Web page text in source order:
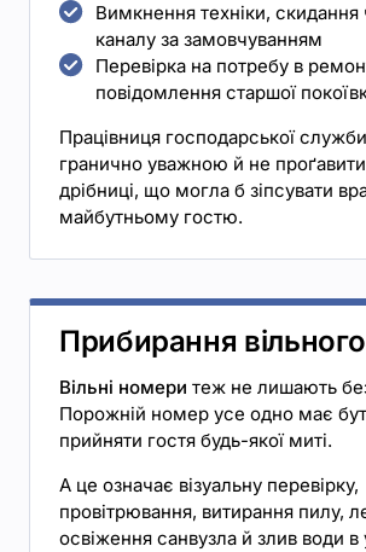
Вимкнення техніки, скидання
каналу за замовчуванням
Перевірка на потребу в
повідомлення старшої
Працівниця господарської
гранично уважною й не
дрібниці, що могла б зіпсувати
майбутньому гостю.
Прибирання
Вільні номери теж не лишають
Порожній номер усе одно має
прийняти гостя будь-якої миті.
А це означає візуальну перевірку,
провітрювання, витирання пилу,
освіження санвузла й злив води в